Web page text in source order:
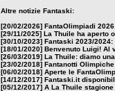
Altre notizie Fantaski:
[20/02/2026] FantaOlimpiadi
[29/11/2025] La Thuile ha aperto
[30/10/2023] Fantaski 2023/
[18/01/2020] Benvenuto Luigi! Al
[26/03/2019] La Thuile: diamo
[23/02/2018] Fantanotti
[06/02/2018] Aperte le
[14/12/2017] Fantaski.it
[05/12/2017] A La Thuile